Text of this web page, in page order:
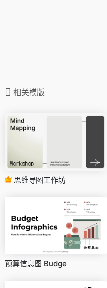
相关模版
思维导图工作坊
预算信息图 Budge